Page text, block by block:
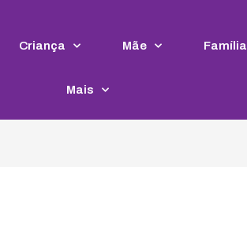
Criança Mãe Família
Mais